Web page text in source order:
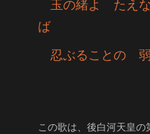
玉の緒よ たえ
ば
忍ぶることの 弱
この歌は、後白河天皇の